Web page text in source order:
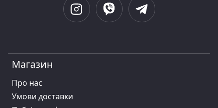
Магазин
Про нас
Умови доставки